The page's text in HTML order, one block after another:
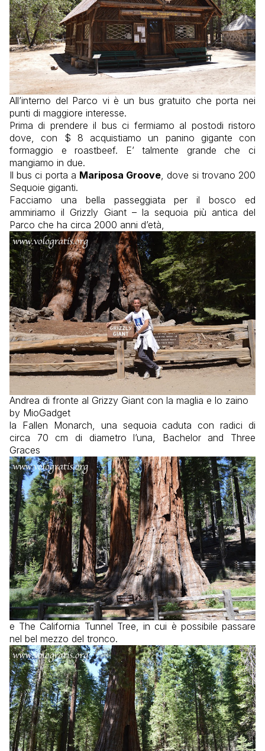
All’interno del Parco vi è un bus gratuito che porta nei
punti di maggiore interesse.
Prima di prendere il bus ci fermiamo al postodi ristoro
dove, con $ 8 acquistiamo un panino gigante con
formaggio e roastbeef. E’ talmente grande che ci
mangiamo in due.
Il bus ci porta a Mariposa Groove, dove si trovano 200
Sequoie giganti.
Facciamo una bella passeggiata per il bosco ed
ammiriamo il Grizzly Giant – la sequoia più antica del
Parco che ha circa 2000 anni d’età,
Andrea di fronte al Grizzy Giant con la maglia e lo zaino
by MioGadget
la Fallen Monarch, una sequoia caduta con radici di
circa 70 cm di diametro l’una, Bachelor and Three
Graces
e The California Tunnel Tree, in cui è possibile passare
nel bel mezzo del tronco.